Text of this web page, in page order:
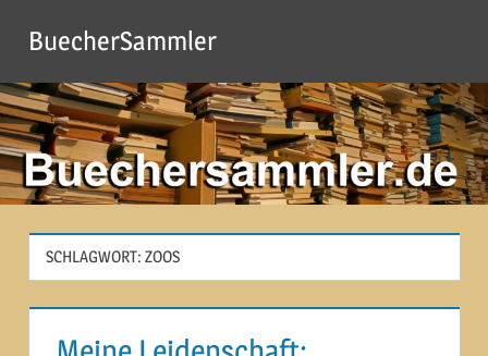
Inhalt
springen
BuecherSammler
SCHLAGWORT: ZOOS